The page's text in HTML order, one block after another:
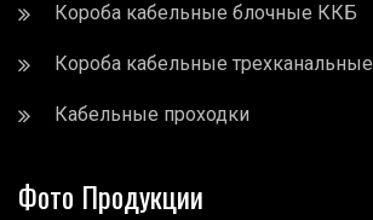
Короба кабельные блочные ККБ
Короба кабельные трехканальные
Кабельные проходки
Фото Продукции